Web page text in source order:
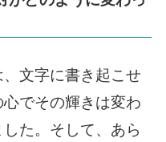
文字に書き起こせ
でその輝きは変わ
た。そして、あら